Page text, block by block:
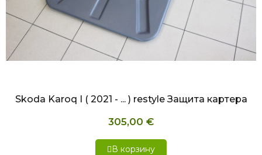
Skoda Karoq I ( 2021 - ... ) restyle Защита картера
305,00 €
В корзину